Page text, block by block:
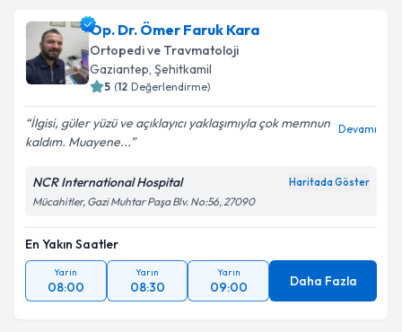
Op. Dr. Ömer Faruk Kara
Ortopedi ve Travmatoloji
Gaziantep, Şehitkamil
5 (12 Değerlendirme)
İlgisi, güler yüzü ve açıklayıcı yaklaşımıyla çok memnun
kaldım. Muayene...
Devamı
NCR International Hospital Haritada Göster
Mücahitler, Gazi Muhtar Paşa Blv. No:56, 27090
En Yakın Saatler
Yarın
08:00
Yarın
08:30
Yarın
09:00 Daha Fazla